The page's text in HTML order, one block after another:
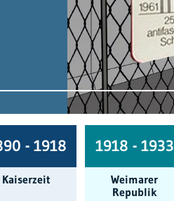
- 1918
Kaiserzeit
1918 - 1933
Weimarer
Republik